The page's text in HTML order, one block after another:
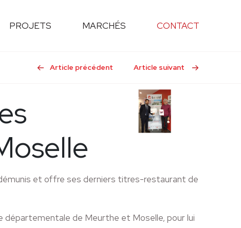
PROJETS MARCHÉS CONTACT
Article précédent Article suivant
et offre ses derniers titres-restaurant de
départementale de Meurthe et Moselle, pour lui